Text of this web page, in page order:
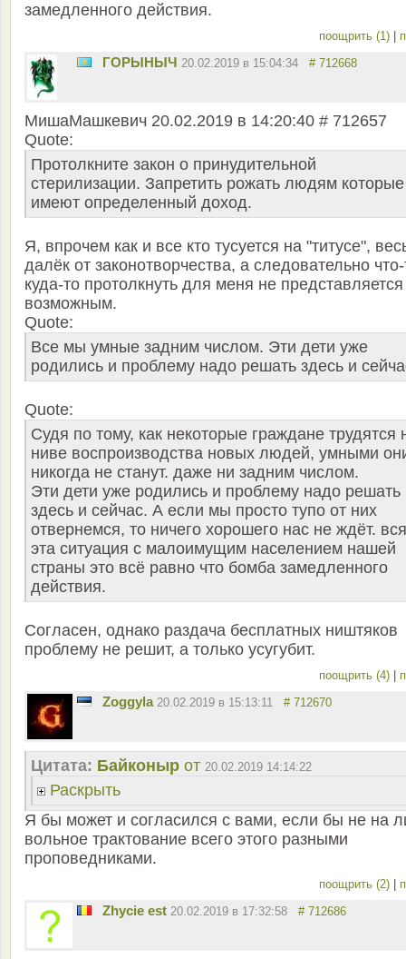
замедленного действия.
поощрить (1)
ГОРЫНЫЧ 20.02.2019 в 15:04:34 # 712668
MишаМашкевич 20.02.2019 в 14:20:40 # 712657
Quote:
Протолкните закон о принудительной
стерилизации. Запретить рожать людям которые
имеют определенный доход.
Я, впрочем как и все кто тусуется на "титусе",
далёк от законотворчества, а следовательно
куда-то протолкнуть для меня не представляется
возможным.
Quote:
Все мы умные задним числом. Эти дети уже
родились и проблему надо решать здесь и
Quote:
Судя по тому, как некоторые граждане трудятся
ниве воспроизводства новых людей, умными
никогда не станут. даже ни задним числом.
Эти дети уже родились и проблему надо решать
здесь и сейчас. А если мы просто тупо от них
отвернемся, то ничего хорошего нас не ждёт. вся
эта ситуация с малоимущим населением нашей
страны это всё равно что бомба замедленного
действия.
Согласен, однако раздача бесплатных ништяков
проблему не решит, а только усугубит.
поощрить (4)
Zoggyla 20.02.2019 в 15:13:11 # 712670
Цитата: Байконыр от 20.02.2019 14:14:22
Раскрыть
Я бы может и согласился с вами, если бы не на
вольное трактование всего этого разными
проповедниками.
поощрить (2)
Zhycie est 20.02.2019 в 17:32:58 # 712686